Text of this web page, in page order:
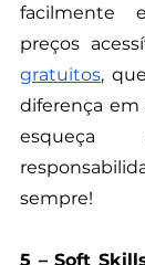
facilmente
gratuitos,
diferença em
sempre!
5 – Soft